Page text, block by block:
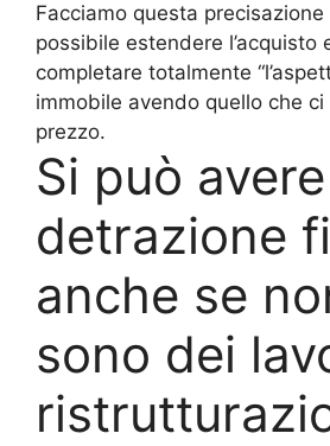
Facciamo questa precisazione
possibile estendere l’acquisto
completare totalmente
immobile avendo quello che
prezzo.
Si può
detrazione
anche se
sono dei